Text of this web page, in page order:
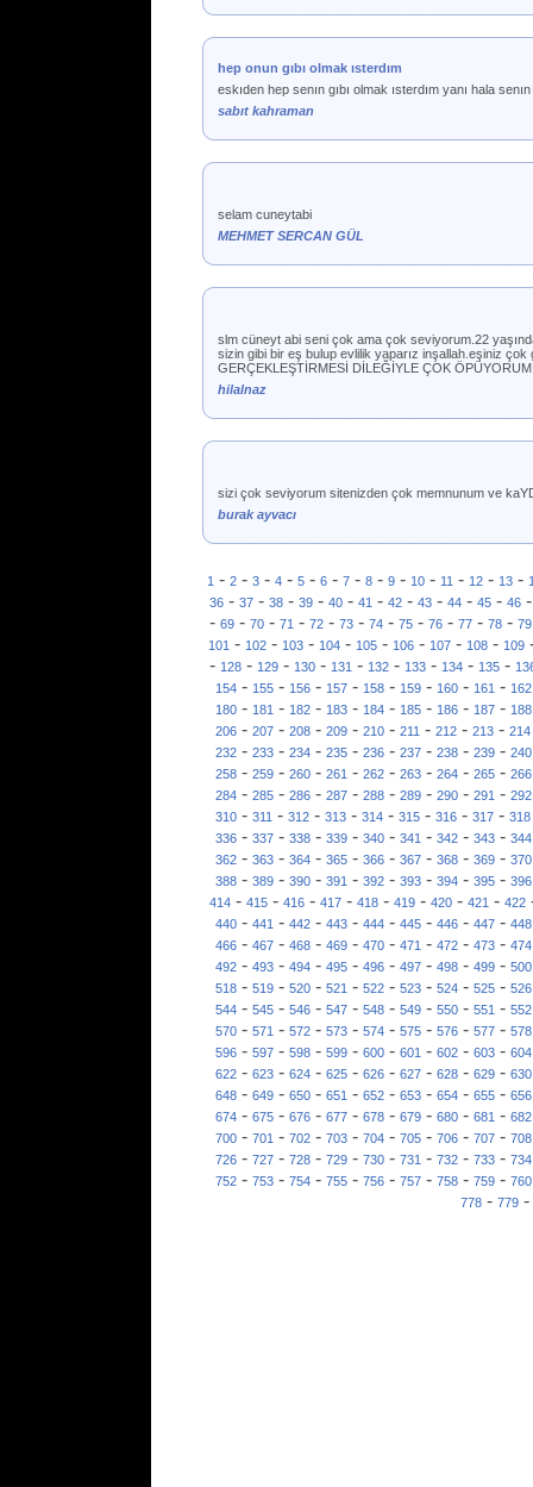
hep onun gıbı olmak ısterdım
eskıden hep senın gıbı olmak ısterdım yanı hala
sabıt kahraman
selam cuneytabi
MEHMET SERCAN GÜL
slm cüneyt abi seni çok ama çok seviyorum.22
sizin gibi bir eş bulup evlilik yaparız inşallah.eşiniz
GERÇEKLEŞTİRMESİ DİLEĞİYLE ÇOK
hilalnaz
sizi çok seviyorum sitenizden çok memnunum ve
burak ayvacı
1- 2- 3- 4- 5- 6- 7- 8- 9- 10- 11- 12- 13-
36- 37- 38- 39- 40- 41- 42- 43- 44- 45- 46
- 69 - 70 - 71 - 72 - 73 - 74 - 75 - 76 - 77 - 78 - 79
101 - 102 - 103 - 104 - 105 - 106 - 107 - 108 - 109
- 128 - 129 - 130 - 131 - 132 - 133 - 134 - 135 -
154- 155- 156- 157- 158- 159- 160- 161- 162
180- 181- 182- 183- 184- 185- 186- 187- 188
206 - 207 - 208 - 209 - 210 - 211 - 212 - 213 - 214
232- 233- 234- 235- 236- 237- 238- 239- 240
258- 259- 260- 261- 262- 263- 264- 265- 266
284- 285- 286- 287- 288- 289- 290- 291- 292
310 - 311 - 312 - 313 - 314 - 315 - 316 - 317 - 318
336- 337- 338- 339- 340- 341- 342- 343- 344
362- 363- 364- 365- 366- 367- 368- 369- 370
388 - 389 - 390 - 391 - 392 - 393 - 394 - 395 - 396
414 - 415 - 416 - 417 - 418 - 419 - 420 - 421 - 422
440- 441- 442- 443- 444- 445- 446- 447- 448
466- 467- 468- 469- 470- 471- 472- 473- 474
492 - 493 - 494 - 495 - 496 - 497 - 498 - 499 - 500
518- 519- 520- 521- 522- 523- 524- 525- 526
544- 545- 546- 547- 548- 549- 550- 551- 552
570- 571- 572- 573- 574- 575- 576- 577- 578
596 - 597 - 598 - 599 - 600 - 601 - 602 - 603 - 604
622- 623- 624- 625- 626- 627- 628- 629- 630
648- 649- 650- 651- 652- 653- 654- 655- 656
674- 675- 676- 677- 678- 679- 680- 681- 682
700 - 701 - 702 - 703 - 704 - 705 - 706 - 707 - 708
726- 727- 728- 729- 730- 731- 732- 733- 734
752- 753- 754- 755- 756- 757- 758- 759- 760
778- 779-